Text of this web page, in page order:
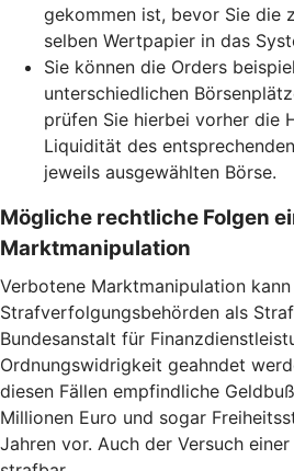
gekommen ist, bevor Sie die
selben Wertpapier in das
Sie können die Orders
unterschiedlichen
prüfen Sie hierbei vorher die
Liquidität des
jeweils ausgewählten Börse.
Mögliche rechtliche Folgen
Marktmanipulation
Verbotene Marktmanipulation
Strafverfolgungsbehörden als
Bundesanstalt für
Ordnungswidrigkeit geahndet
diesen Fällen empfindliche
Millionen Euro und sogar
Jahren vor. Auch der Versuch